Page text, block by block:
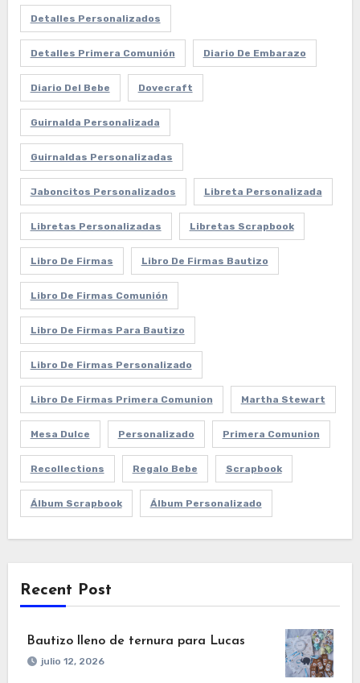
Detalles Personalizados
Detalles Primera Comunión Diario De Embarazo
Diario Del Bebe Dovecraft
Guirnalda Personalizada
Guirnaldas Personalizadas
Jaboncitos Personalizados Libreta Personalizada
Libretas Personalizadas Libretas Scrapbook
Libro De Firmas Libro De Firmas Bautizo
Libro De Firmas Comunión
Libro De Firmas Para Bautizo
Libro De Firmas Personalizado
Libro De Firmas Primera Comunion Martha Stewart
Mesa Dulce Personalizado Primera Comunion
Recollections Regalo Bebe Scrapbook
Álbum Scrapbook Álbum Personalizado
Recent Post
Bautizo lleno de ternura para Lucas
julio 12, 2026